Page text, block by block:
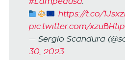
https://t.co/
pic.twitter.com/
— Sergio Scandura
30, 2023